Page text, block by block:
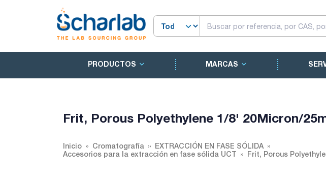
PRODUCTOS MARCAS
Frit, Porous Polyethylene 1/8' 20Micron/
Inicio Cromatografía
EXTRACCIÓN EN FASE SÓLIDA
Accesorios para la extracción en fase sólida UCT
Frit, Porous